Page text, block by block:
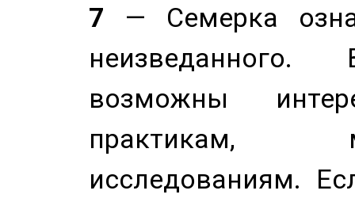
7 — Семерка
возможны
практикам,
исследованиям.